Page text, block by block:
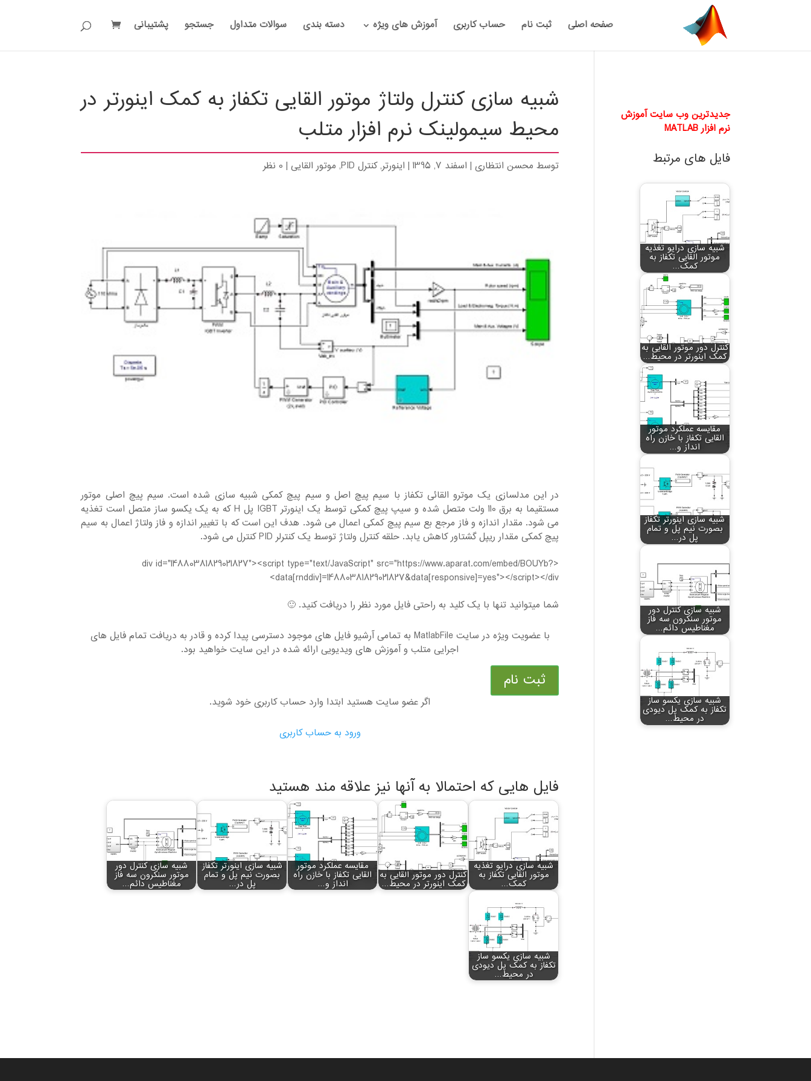
صفحه اصلی ثبت نام حساب کاربری آموزش های ویژه دسته بندی سوالات متداول جستجو پشتیبانی
شبیه سازی کنترل ولتاژ موتور القایی تکفاز به کمک اینورتر در
محیط سیمولینک نرم افزار متلب
توسط محسن انتظاری| اسفند 7, 1395 | اینورتر,کنترل PID , موتور القایی| 0 نظر
در این مدلسازی یک موترو القائی تکفاز با سیم پیچ اصل و سیم پیچ کمکی شبیه سازی شده است. سیم پیچ اصلی موتور
مستقیما به برق 110 ولت متصل شده و سیپ پیچ کمکی توسط یک اینورتر IGBT پل H که به یک یکسو ساز متصل است تغذیه
می شود. مقدار اندازه و فاز مرجع بع سیم پیچ کمکی اعمال می شود. هدف این است که با تغییر اندازه و فاز ولتاژ اعمال به سیم
پیچ کمکی مقدار ریپل گشتاور کاهش یابد. حلقه کنترل ولتاژ توسط یک کنترلر PID کنترل می شود.
<div id="14880381829021827"><script type="text/JavaScript" src="https://www.aparat.com/embed/BOUYb?
data[rnddiv]=14880381829021827&data[responsive]=yes"></script></div>
شما میتوانید تنها با یک کلید به راحتی فایل مورد نظر را دریافت کنید. 🙂
با عضویت ویژه در سایت MatlabFile به تمامی آرشیو فایل های موجود دسترسی پیدا کرده و قادر به دریافت تمام فایل های
اجرایی متلب و آموزش های ویدیویی ارائه شده در این سایت خواهید بود.
ثبت نام
اگر عضو سایت هستید ابتدا وارد حساب کاربری خود شوید.
ورود به حساب کاربری
فایل هایی که احتمالا به آنها نیز علاقه مند هستید
شبیه سازی درایو تغذیه
موتور القایی تکفاز به
کمک…
کنترل دور موتور القایی به
کمک اینورتر در محیط…
مقایسه عملکرد موتور
القایی تکفاز با خازن راه
انداز و…
شبیه سازی اینورتر تکفاز
بصورت نیم پل و تمام
پل در…
شبیه سازی کنترل دور
موتور سنکرون سه فاز
مغناطیس دائم…
شبیه سازی یکسو ساز
تکفاز به کمک پل دیودی
در محیط…
جدیدترین وب سایت آموزش
نرم افزار MATLAB
فایل های مرتبط
شبیه سازی درایو تغذیه
موتور القایی تکفاز به
کمک…
کنترل دور موتور القایی به
کمک اینورتر در محیط…
مقایسه عملکرد موتور
القایی تکفاز با خازن راه
انداز و…
شبیه سازی اینورتر تکفاز
بصورت نیم پل و تمام
پل در…
شبیه سازی کنترل دور
موتور سنکرون سه فاز
مغناطیس دائم…
شبیه سازی یکسو ساز
تکفاز به کمک پل دیودی
در محیط…